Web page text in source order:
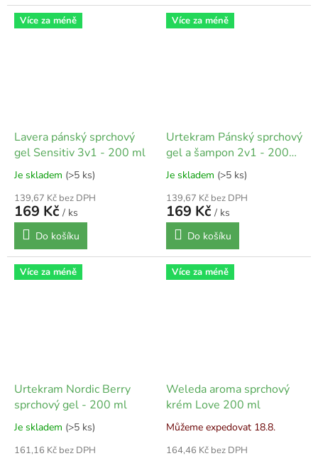
Více za méně
Lavera pánský sprchový
gel Sensitiv 3v1 - 200 ml
Je skladem (>5 ks)
139,67 Kč bez DPH
169 Kč / ks
Do košíku
Více za méně
Urtekram Pánský sprchový
gel a šampon 2v1 - 200
ml
Je skladem (>5 ks)
139,67 Kč bez DPH
169 Kč / ks
Do košíku
Více za méně
Urtekram Nordic Berry
sprchový gel - 200 ml
Je skladem (>5 ks)
161,16 Kč bez DPH
Více za méně
Weleda aroma sprchový
krém Love 200 ml
Můžeme expedovat 18.8.
164,46 Kč bez DPH